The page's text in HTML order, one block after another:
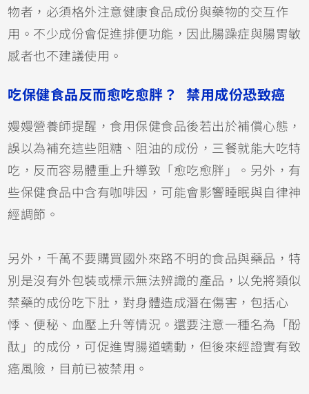
物者，必須格外注意健康食品成份與藥物的交互作
用。不少成份會促進排便功能，因此腸躁症與腸胃敏
感者也不建議使用。
吃保健食品反而愈吃愈胖？ 禁用成份恐致癌
嫚嫚營養師提醒，食用保健食品後若出於補償心態，
誤以為補充這些阻糖、阻油的成份，三餐就能大吃特
吃，反而容易體重上升導致「愈吃愈胖」。另外，有
些保健食品中含有咖啡因，可能會影響睡眠與自律神
經調節。
另外，千萬不要購買國外來路不明的食品與藥品，特
別是沒有外包裝或標示無法辨識的產品，以免將類似
禁藥的成份吃下肚，對身體造成潛在傷害，包括心
悸、便秘、血壓上升等情況。還要注意一種名為「酚
酞」的成份，可促進胃腸道蠕動，但後來經證實有致
癌風險，目前已被禁用。